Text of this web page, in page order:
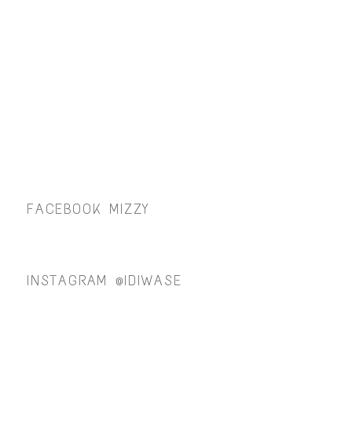
FACEBOOK MIZZY
INSTAGRAM @IDIWASE